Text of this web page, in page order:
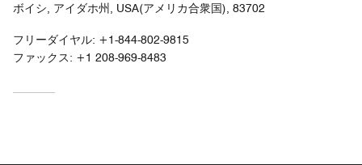
ボイシ, アイダホ州, USA(アメリカ合衆国), 83702
フリーダイヤル: +1-844-802-9815
ファックス: +1 208-969-8483